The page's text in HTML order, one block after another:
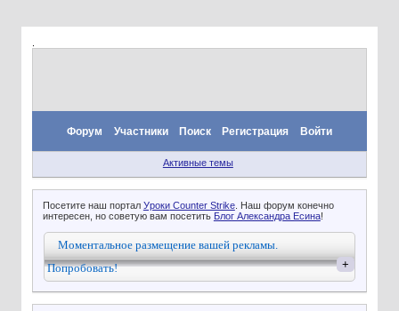
Форум Участники Поиск Регистрация Войти
Активные темы
Посетите наш портал Уроки Counter Strike. Наш форум конечно
интересен, но советую вам посетить Блог Александра Есина!
Моментальное размещение вашей рекламы.
Попробовать!
+